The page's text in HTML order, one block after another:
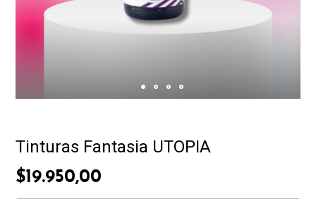
Tinturas Fantasia UTOPIA
$19.950,00